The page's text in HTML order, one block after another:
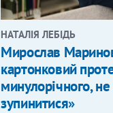
НАТАЛІЯ ЛЕБІДЬ
Мирослав
картонковий
минулорічного,
зупинитися»